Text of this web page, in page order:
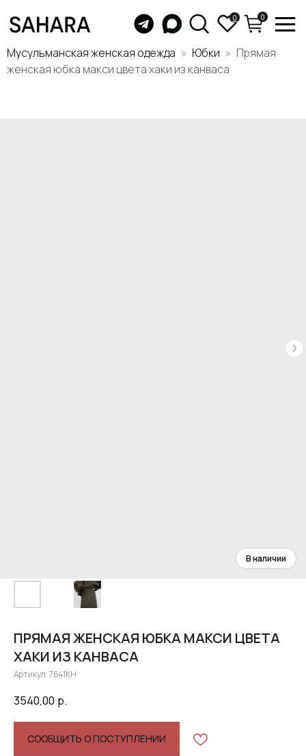
Мусульманская женская одежда Юбки
Прямая
женская юбка макси цвета хаки из канваса
ПРЯМАЯ ЖЕНСКАЯ ЮБКА МАКСИ ЦВЕТА
ХАКИ ИЗ КАНВАСА
Артикул:7641KH
3540,00 р.
СООБЩИТЬ О ПОСТУПЛЕНИИ